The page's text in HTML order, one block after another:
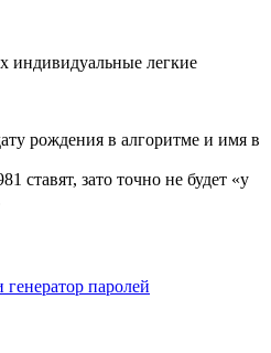
индивидуальные легкие
рождения в алгоритме и имя в
ставят, зато точно не будет «у
паролей